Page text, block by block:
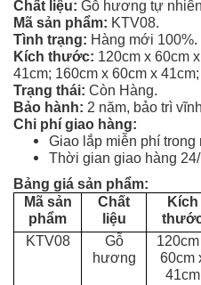
Tủ
Rượu
Tủ
Kệ
Thờ
Văn
Phòng
Chất liệu: Gỗ hương tự
Mã sản phẩm: KTV08.
Tình trạng: Hàng mới 100%.
Kích thước: 120cm x 60cm
41cm; 160cm x 60cm x
Trạng thái: Còn Hàng.
Bảo hành: 2 năm, bảo trì
Chi phí giao hàng:
Giao lắp miễn phí trong
Thời gian giao hàng
Bảng giá sản phẩm:
Mã sản
phẩm
Chất
liệu
Kích
KTV08
Gỗ
hương
60cm
41cm